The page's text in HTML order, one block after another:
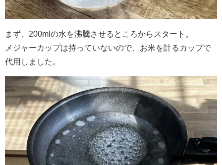
まず、200mlの水を沸騰させるところからスタート。
メジャーカップは持っていないので、お米を計るカップで
代用しました。